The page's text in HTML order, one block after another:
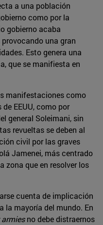
a una población
como por la
gobierno acaba
una gran
Esto genera una
que se manifiesta en
manifestaciones como
EEUU, como por
general Soleimani, sin
revueltas se deben al
civil por las graves
Jamenei, más centrado
zona que en resolver los
cuenta de implicación
la mayoría del mundo. En
no debe distraernos